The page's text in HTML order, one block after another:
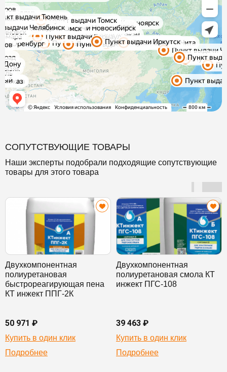
СОПУТСТВУЮЩИЕ ТОВАРЫ
Наши эксперты подобрали подходящие сопутствующие
товары для этого товара
Двухкомпонентная
полиуретановая
быстрореагирующая пена
КТ инжект ППГ-2К
50 971 ₽
Купить в один клик
Подробнее
Двухкомпонентная
полиуретановая смола КТ
инжект ПГС-108
39 463 ₽
Купить в один клик
Подробнее